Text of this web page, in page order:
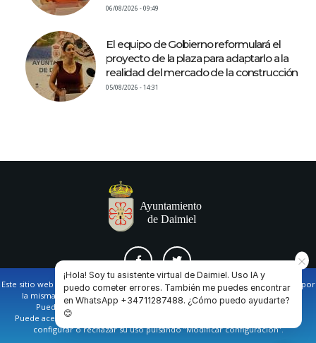
06/08/2026 - 09:49
El equipo de Gobierno reformulará el
proyecto de la plaza para adaptarlo a la
realidad del mercado de la construcción
05/08/2026 - 14:31
AVISO LEGAL Y POLÍTICA DE PRIVACIDAD COOKIES CONTACTO
Ayuntamiento de Daimiel. Casa Consistorial: Plaza de
Este sitio web utiliza cookies propias y de terceros para facilitar la navegación por
la misma y obtener datos estadísticos de la navegación de los usuarios.
Puede obtener más información en nuestrapolítica de cookies
Puede aceptar todas las cookies pulsando en el botón de “Aceptar”, o bien
configurar o rechazar su uso pulsando “Modificar configuración”.
¡Hola! Soy tu asistente virtual de Daimiel. Uso IA y
puedo cometer errores. También me puedes encontrar
en WhatsApp +34711287488. ¿Cómo puedo ayudarte?
😊